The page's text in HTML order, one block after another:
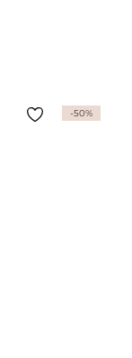
-50%